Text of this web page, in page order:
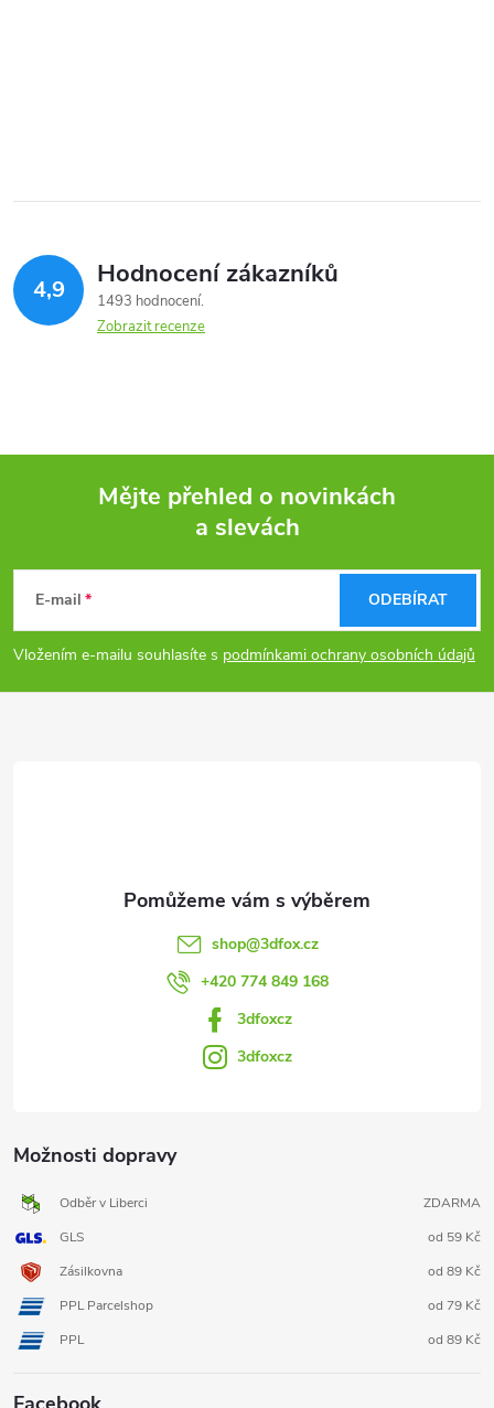
l
d
a
p
y
v
4,9 Hodnocení zákazníků
1493 hodnocení
Zobrazit recenze
p
Mějte přehled o novinkách
a slevách
E-mail
Vložením e-mailu souhlasíte s podmínkami ochrany osobních údajů
ODEBÍRAT
Možnosti dopravy
Odběr v Liberci
ZDARMA
GLS
od 59 Kč
Zásilkovna
od 89 Kč
PPL Parcelshop
od 79 Kč
PPL
od 89 Kč
shop@3dfox.cz
+420 774 849 168
3dfoxcz
3dfoxcz